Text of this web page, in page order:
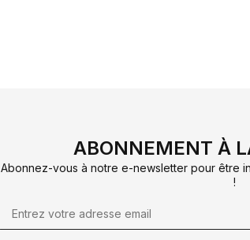
ABONNEMENT À
Abonnez-vous à notre e-newsletter pour être
!